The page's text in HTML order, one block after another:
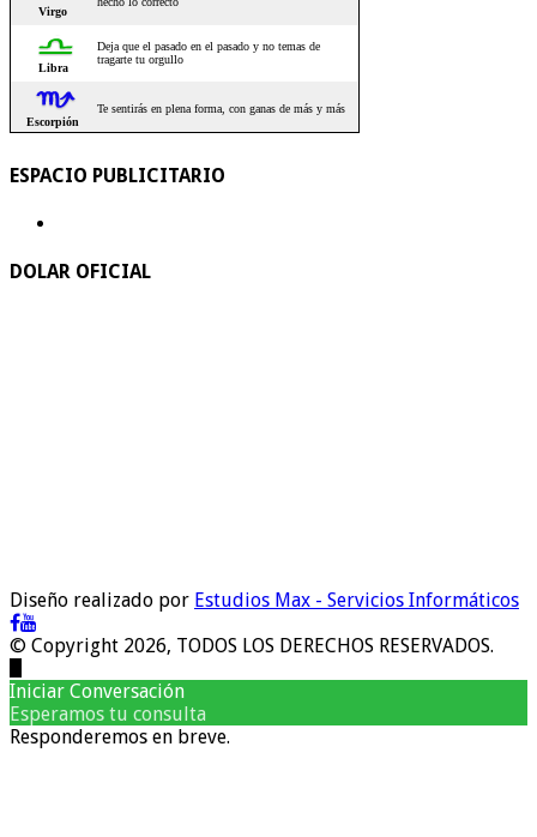
ESPACIO PUBLICITARIO
DOLAR OFICIAL
Diseño realizado por Estudios Max - Servicios Informáticos
© Copyright 2026, TODOS LOS DERECHOS RESERVADOS.
Iniciar Conversación
Esperamos tu consulta
Responderemos en breve.